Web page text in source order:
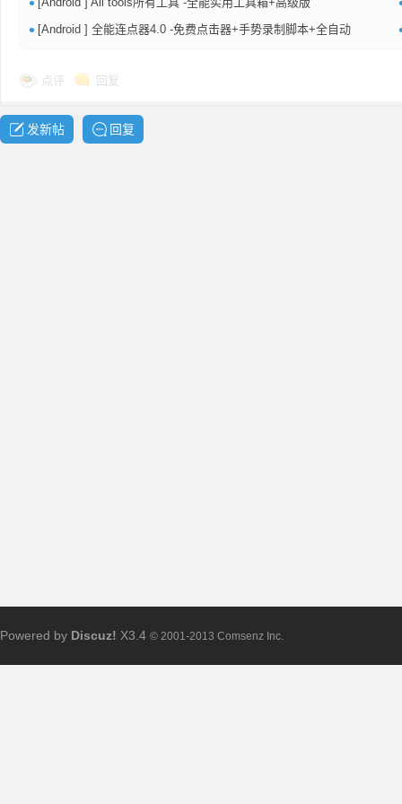
• [Android ] 全能连点器4.0 -免费点击器+手势录制脚本+全自动
点评 回复
发新帖 回复
Powered by Discuz! X3.4 © 2001-2013 Comsenz Inc.